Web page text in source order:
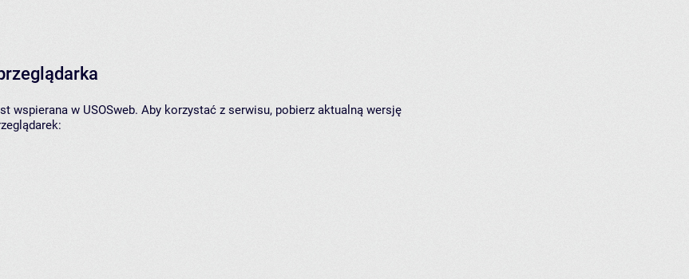
wspierana w USOSweb. Aby korzystać z serwisu, pobierz aktualną wersję